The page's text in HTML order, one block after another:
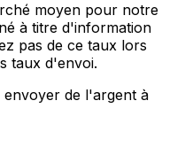
moyen pour notre
à titre d'information
pas de ce taux lors
taux d'envoi.
de l'argent à